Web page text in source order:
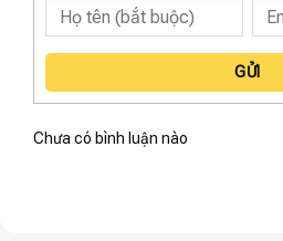
GỬI
Chưa có bình luận nào